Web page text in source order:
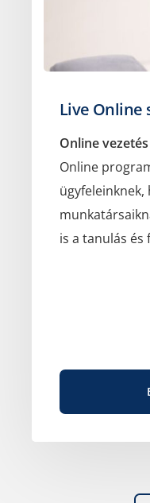
Live Online
Online
Online
is a tanulás és